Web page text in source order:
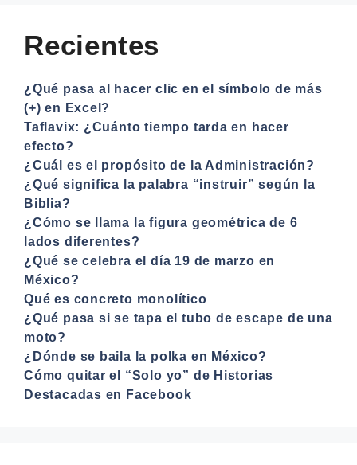
Recientes
¿Qué pasa al hacer clic en el símbolo de más
(+) en Excel?
Taflavix: ¿Cuánto tiempo tarda en hacer
efecto?
¿Cuál es el propósito de la Administración?
¿Qué significa la palabra “instruir” según la
Biblia?
¿Cómo se llama la figura geométrica de 6
lados diferentes?
¿Qué se celebra el día 19 de marzo en
México?
Qué es concreto monolítico
¿Qué pasa si se tapa el tubo de escape de una
moto?
¿Dónde se baila la polka en México?
Cómo quitar el “Solo yo” de Historias
Destacadas en Facebook